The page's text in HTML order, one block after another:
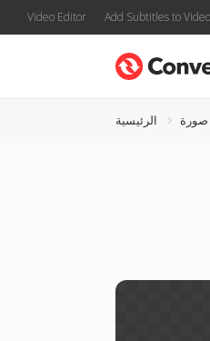
Video Editor Add Subtitles to Video
الرئيسية صورة